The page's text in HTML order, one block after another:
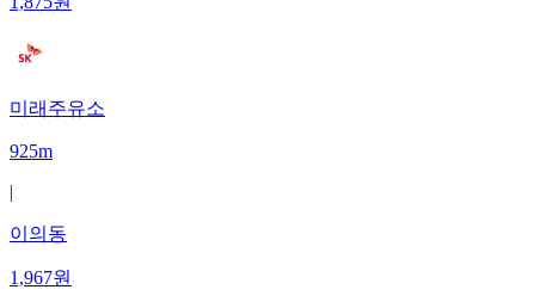
미래주유소
925m
|
이의동
1,967원